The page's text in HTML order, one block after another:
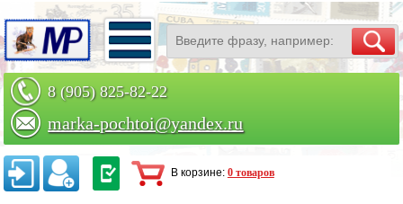
8 (905) 825-82-22
marka-pochtoi@yandex.ru
Заказать по телефону
В корзине: 0 товаров